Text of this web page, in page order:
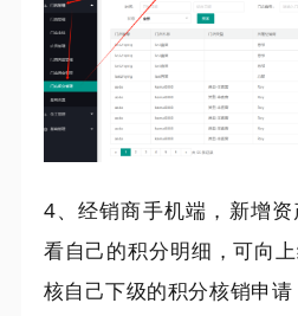
4、经销商手机端，新增
看自己的积分明细，可向
核自己下级的积分核销申请